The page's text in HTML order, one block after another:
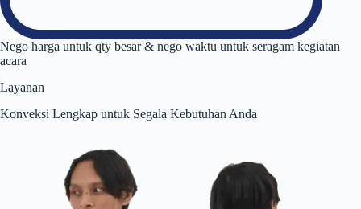
Nego harga untuk qty besar & nego waktu untuk seragam kegiatan
acara
Layanan
Konveksi Lengkap untuk Segala Kebutuhan Anda